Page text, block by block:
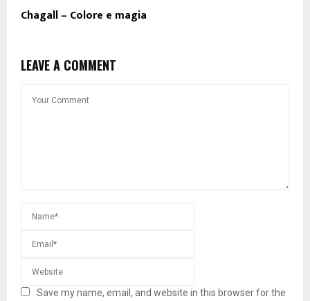
Chagall – Colore e magia
LEAVE A COMMENT
Save my name, email, and website in this browser for the